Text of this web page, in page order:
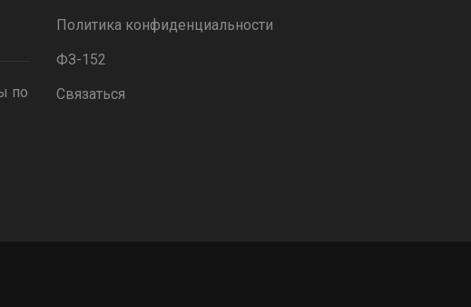
по
Политика конфиденциальности
ФЗ-152
Связаться